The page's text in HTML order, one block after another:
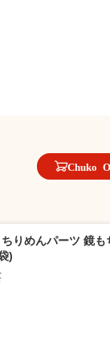
Chuko
りめんパーツ 鏡も
)